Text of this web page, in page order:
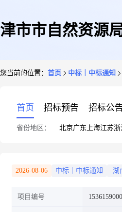
津市市自然资源
您当前的位置： 首页 中标｜中标通知
首页 招标预告 招标公
省份地区： 北京广东 上海江苏浙
2026-08-06 中标｜中标通知 湖
项目编号